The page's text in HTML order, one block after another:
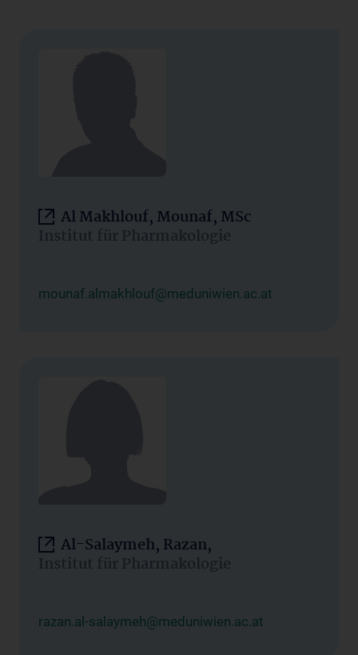
Al Makhlouf, Mounaf, MSc
Institut für Pharmakologie
mounaf.almakhlouf@meduniwien.ac.at
Al-Salaymeh, Razan,
Institut für Pharmakologie
razan.al-salaymeh@meduniwien.ac.at